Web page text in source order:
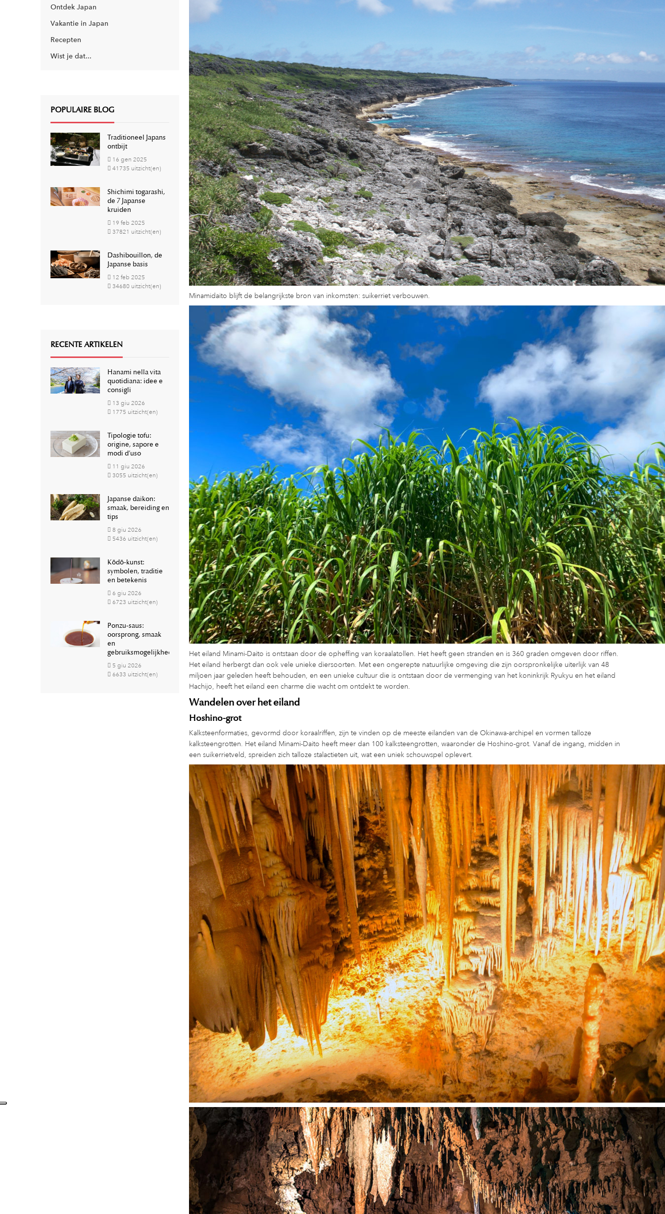
Ontdek Japan
Vakantie in Japan
Recepten
Wist je dat...
POPULAIRE BLOG
Traditioneel Japans
ontbijt
16 gen 2025
41735 uitzicht(en)
Shichimi togarashi,
de 7 Japanse
kruiden
19 feb 2025
37821 uitzicht(en)
Dashibouillon, de
Japanse basis
12 feb 2025
34680 uitzicht(en)
RECENTE ARTIKELEN
Hanami nella vita
quotidiana: idee e
consigli
13 giu 2026
1775 uitzicht(en)
Tipologie tofu:
origine, sapore e
modi d’uso
11 giu 2026
3055 uitzicht(en)
Japanse daikon:
smaak, bereiding en
tips
8 giu 2026
5436 uitzicht(en)
Kōdō-kunst:
symbolen, traditie
en betekenis
6 giu 2026
6723 uitzicht(en)
Ponzu-saus:
oorsprong, smaak
en
gebruiksmogelijkheden
5 giu 2026
6633 uitzicht(en)
Minamidaito blijft de belangrijkste bron van inkomsten: suikerriet verbouwen.
Het eiland Minami-Daito is ontstaan ​​door de opheffing van koraalatollen. Het heeft geen stranden en is 360 graden omgeven door riffen.
Het eiland herbergt dan ook vele unieke diersoorten. Met een ongerepte natuurlijke omgeving die zijn oorspronkelijke uiterlijk van 48
miljoen jaar geleden heeft behouden, en een unieke cultuur die is ontstaan ​​door de vermenging van het koninkrijk Ryukyu en het eiland
Hachijo, heeft het eiland een charme die wacht om ontdekt te worden.
Wandelen over het eiland
Hoshino-grot
Kalksteenformaties, gevormd door koraalriffen, zijn te vinden op de meeste eilanden van de Okinawa-archipel en vormen talloze
kalksteengrotten. Het eiland Minami-Daito heeft meer dan 100 kalksteengrotten, waaronder de Hoshino-grot. Vanaf de ingang, midden in
een suikerrietveld, spreiden zich talloze stalactieten uit, wat een uniek schouwspel oplevert.